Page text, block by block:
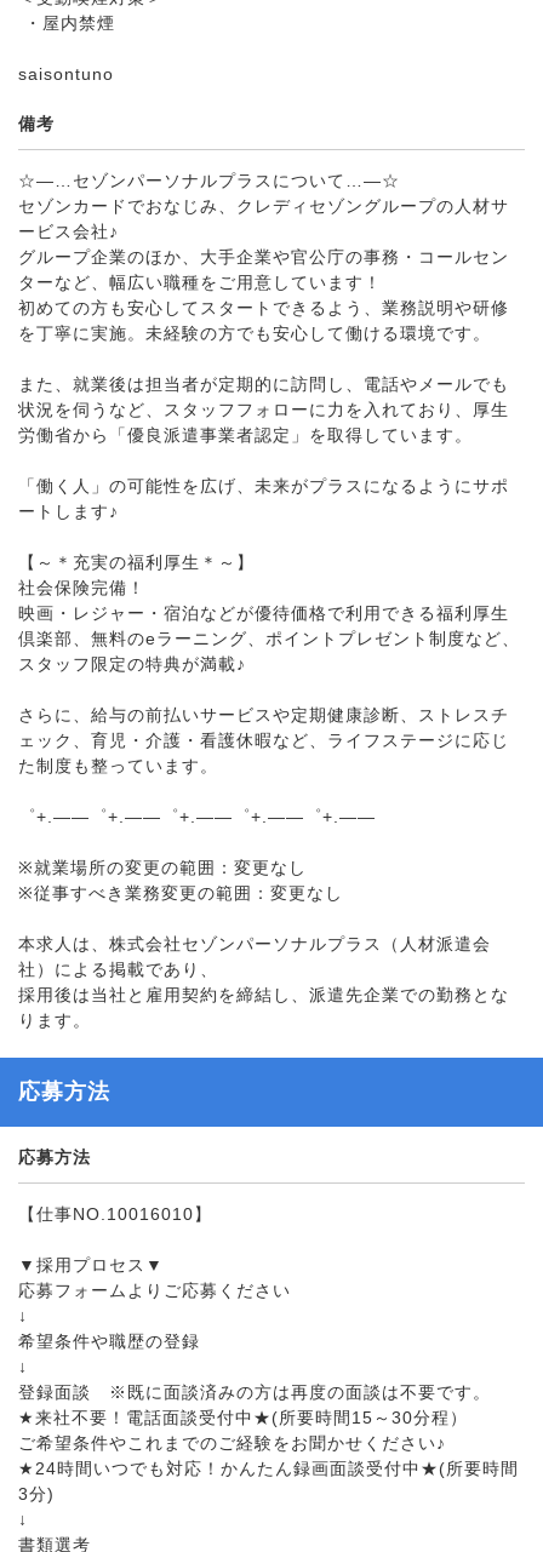
・屋内禁煙
saisontuno
備考
☆―…セゾンパーソナルプラスについて…―☆
セゾンカードでおなじみ、クレディセゾングループの人材サ
ービス会社♪
グループ企業のほか、大手企業や官公庁の事務・コールセン
ターなど、幅広い職種をご用意しています！
初めての方も安心してスタートできるよう、業務説明や研修
を丁寧に実施。未経験の方でも安心して働ける環境です。
また、就業後は担当者が定期的に訪問し、電話やメールでも
状況を伺うなど、スタッフフォローに力を入れており、厚生
労働省から「優良派遣事業者認定」を取得しています。
「働く人」の可能性を広げ、未来がプラスになるようにサポ
ートします♪
【～＊充実の福利厚生＊～】
社会保険完備！
映画・レジャー・宿泊などが優待価格で利用できる福利厚生
倶楽部、無料のeラーニング、ポイントプレゼント制度など、
スタッフ限定の特典が満載♪
さらに、給与の前払いサービスや定期健康診断、ストレスチ
ェック、育児・介護・看護休暇など、ライフステージに応じ
た制度も整っています。
゜+.――゜+.――゜+.――゜+.――゜+.――
※就業場所の変更の範囲：変更なし
※従事すべき業務変更の範囲：変更なし
本求人は、株式会社セゾンパーソナルプラス（人材派遣会
社）による掲載であり、
採用後は当社と雇用契約を締結し、派遣先企業での勤務とな
ります。
応募方法
応募方法
【仕事NO.10016010】
▼採用プロセス▼
応募フォームよりご応募ください
↓
希望条件や職歴の登録
↓
登録面談 ※既に面談済みの方は再度の面談は不要です。
★来社不要！電話面談受付中★(所要時間15～30分程）
ご希望条件やこれまでのご経験をお聞かせください♪
★24時間いつでも対応！かんたん録画面談受付中★(所要時間
3分)
↓
書類選考